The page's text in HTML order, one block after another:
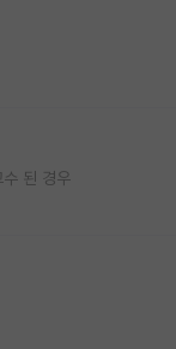
된 경우